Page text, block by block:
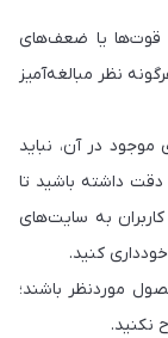
قوت‌ها یا ضعف‌های
نظر مبالغه‌آمیز
در آن، نباید
داشته باشید تا
به سایت‌های
کنید.
موردنظر باشند؛
نکنید.